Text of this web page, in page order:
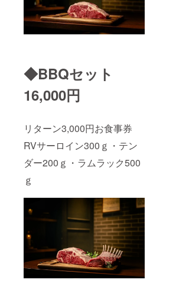
◆BBQセット
16,000円
リターン3,000円お食事券
RVサーロイン300ｇ・テン
ダー200ｇ・ラムラック500
ｇ